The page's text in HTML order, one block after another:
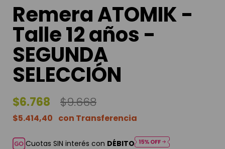
Remera ATOMIK -
Talle 12 años -
SEGUNDA
SELECCIÓN
$6.768 $9.668
$5.414,40
Cuotas SIN interés con DÉBITO